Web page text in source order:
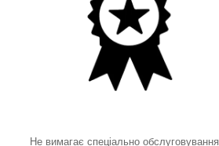
Не вимагає спеціально обслуговування.